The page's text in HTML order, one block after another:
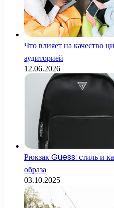
Что влияет на качество
аудиторией
12.06.2026
Рюкзак Guess: стиль и
образа
03.10.2025